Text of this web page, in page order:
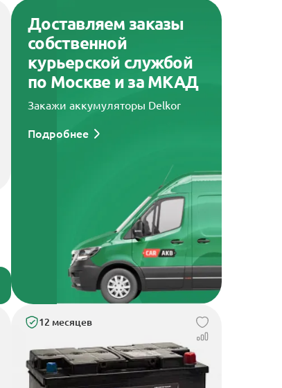
Доставляем заказы
собственной
курьерской службой
по Москве и за МКАД
Закажи аккумуляторы Delkor
Подробнее
12 месяцев